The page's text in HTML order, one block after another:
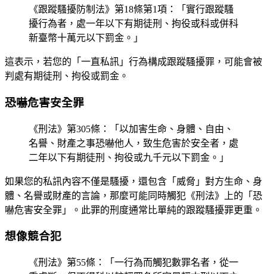
《跟蹤騷擾防制法》第18條第1項：「實行跟蹤騷
擾行為者，處一年以下有期徒刑、拘役或科或併科
新臺幣十萬元以下罰金。」
這表示，若您的「一直私訊」行為構成跟蹤騷擾罪，可能會被
判處有期徒刑、拘役或罰金。
恐嚇危害安全罪
《刑法》第305條：「以加害生命、身體、自由、
名譽、財產之事恐嚇他人，致生危害於安全者，處
二年以下有期徒刑、拘役或九千元以下罰金。」
如果您的私訊內容不僅是騷擾，還包含「威脅」對方生命、身
體、名譽或財產的言論，那麼可能同時觸犯《刑法》上的「恐
嚇危害安全罪」。此罪的刑度通常比單純的跟蹤騷擾罪更重。
想像競合犯
《刑法》第55條：「一行為而觸犯數罪名者，從一